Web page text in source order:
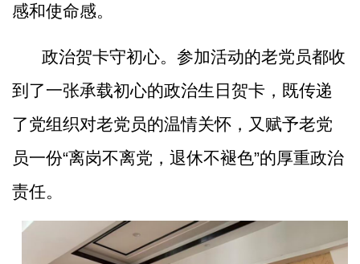
感和使命感。
政治贺卡守初心。参加活动的老党员都收
到了一张承载初心的政治生日贺卡，既传递
了党组织对老党员的温情关怀，又赋予老党
员一份“离岗不离党，退休不褪色”的厚重政治
责任。